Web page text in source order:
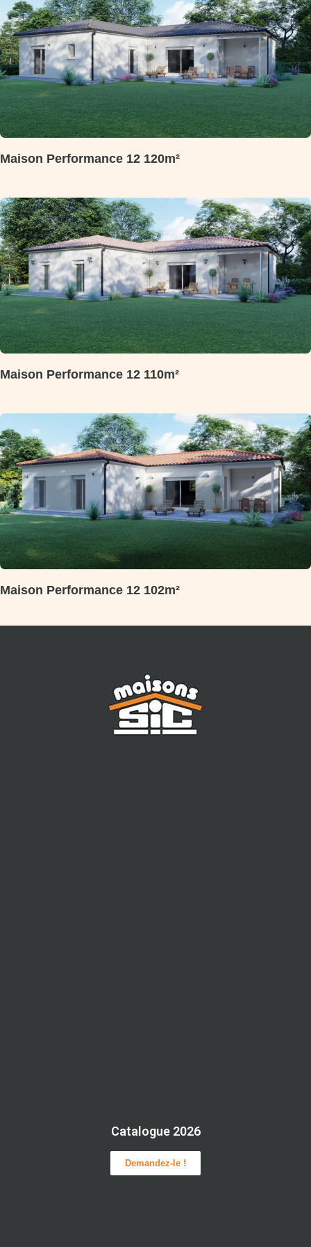
Maison Performance 12 120m²
Maison Performance 12 110m²
Maison Performance 12 102m²
Catalogue 2026
Demandez-le !